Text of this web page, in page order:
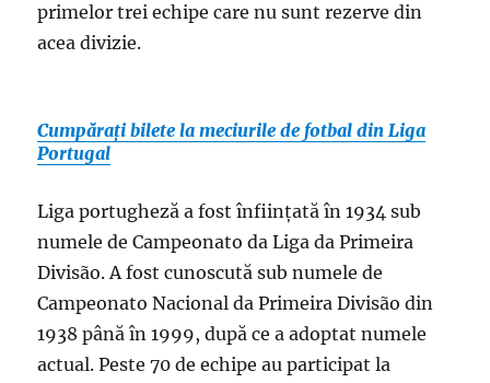
primelor trei echipe care nu sunt rezerve din
acea divizie.
Cumpărați bilete la meciurile de fotbal din Liga
Portugal
Liga portugheză a fost înființată în 1934 sub
numele de Campeonato da Liga da Primeira
Divisão. A fost cunoscută sub numele de
Campeonato Nacional da Primeira Divisão din
1938 până în 1999, după ce a adoptat numele
actual. Peste 70 de echipe au participat la